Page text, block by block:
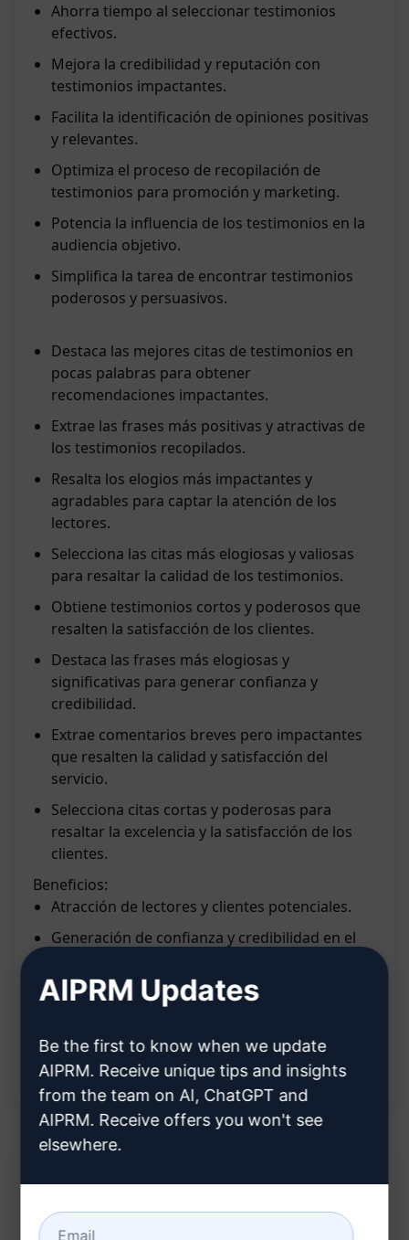
Ahorra tiempo al seleccionar testimonios
efectivos.
Mejora la credibilidad y reputación con
testimonios impactantes.
Facilita la identificación de opiniones positivas
y relevantes.
Optimiza el proceso de recopilación de
testimonios para promoción y marketing.
Potencia la influencia de los testimonios en la
audiencia objetivo.
Simplifica la tarea de encontrar testimonios
poderosos y persuasivos.
Destaca las mejores citas de testimonios en
pocas palabras para obtener
recomendaciones impactantes.
Extrae las frases más positivas y atractivas de
los testimonios recopilados.
Resalta los elogios más impactantes y
agradables para captar la atención de los
lectores.
Selecciona las citas más elogiosas y valiosas
para resaltar la calidad de los testimonios.
Obtiene testimonios cortos y poderosos que
resalten la satisfacción de los clientes.
Destaca las frases más elogiosas y
significativas para generar confianza y
credibilidad.
Extrae comentarios breves pero impactantes
que resalten la calidad y satisfacción del
servicio.
Selecciona citas cortas y poderosas para
resaltar la excelencia y la satisfacción de los
clientes.
Beneficios:
Atracción de lectores y clientes potenciales.
Generación de confianza y credibilidad en el
Destacar la satisfacción de los clientes de
manera efectiva.
Resaltar la calidad y excelencia del servicio a
través de testimonios elogiosos.
Descripción:
AIPRM Updates
Be the first to know when we update
AIPRM. Receive unique tips and insights
from the team on AI, ChatGPT and
AIPRM. Receive offers you won't see
elsewhere.